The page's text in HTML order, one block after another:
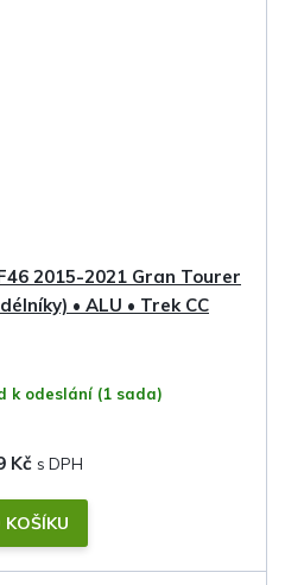
2015-2021 Gran Tourer
• ALU • Trek CC
k odeslání (1 sada)
Kč
KOŠÍKU